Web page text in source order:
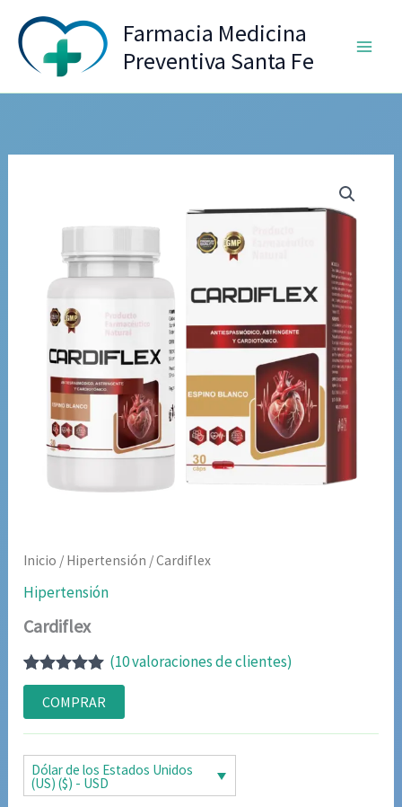
contenido
Farmacia Medicina
Preventiva Santa Fe
Inicio / Hipertensión / Cardiflex
Hipertensión
Cardiflex
Valorado
con5.00de
5 en base a
9
valoraciones
(10valoraciones de clientes)
COMPRAR
Dólar de los Estados Unidos
(US) ($) - USD